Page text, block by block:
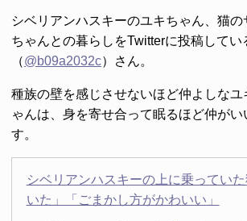
シベリアンハスキーのユキちゃん、猫
ちゃんとの暮らしをTwitterに投稿してい
（@b09a2032c）さん。
種族の壁を感じさせないほど仲よしなユ
ゃんは、身を寄せ合って眠るほど仲が
す。
シベリアンハスキーの上に乗ってい
いた」「ごまかし方がかわいい」